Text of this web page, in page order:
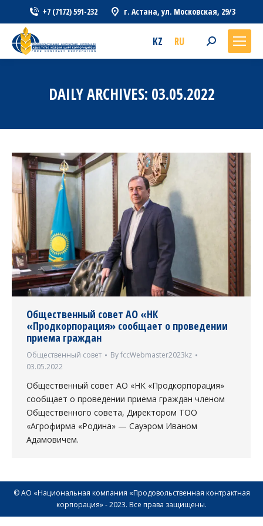
+7 (7172) 591-232 г. Астана, ул. Московская, 29/3
KZ RU Search:
DAILY ARCHIVES: 03.05.2022
Общественный совет АО «НК
«Продкорпорация» сообщает о проведении
приема граждан
Общественный совет ByfccWebmaster2023kz
03.05.2022
Общественный совет АО «НК «Продкорпорация»
сообщает о проведении приема граждан членом
Общественного совета, Директором ТОО
«Агрофирма «Родина» — Сауэром Иваном
Адамовичем.
© АО «Национальная компания «Продовольственная контрактная
корпорация» - 2023. Все права защищены.